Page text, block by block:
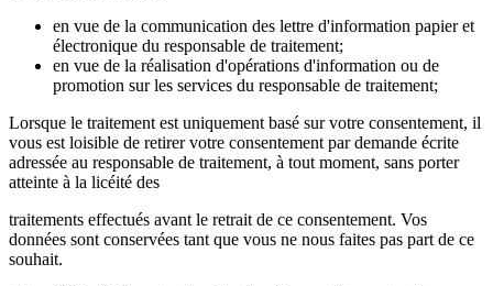
en vue de la communication des lettre d'information papier et
électronique du responsable de traitement;
en vue de la réalisation d'opérations d'information ou de
promotion sur les services du responsable de traitement;
Lorsque le traitement est uniquement basé sur votre consentement, il
vous est loisible de retirer votre consentement par demande écrite
adressée au responsable de traitement, à tout moment, sans porter
atteinte à la licéité des
traitements effectués avant le retrait de ce consentement. Vos
données sont conservées tant que vous ne nous faites pas part de ce
souhait.